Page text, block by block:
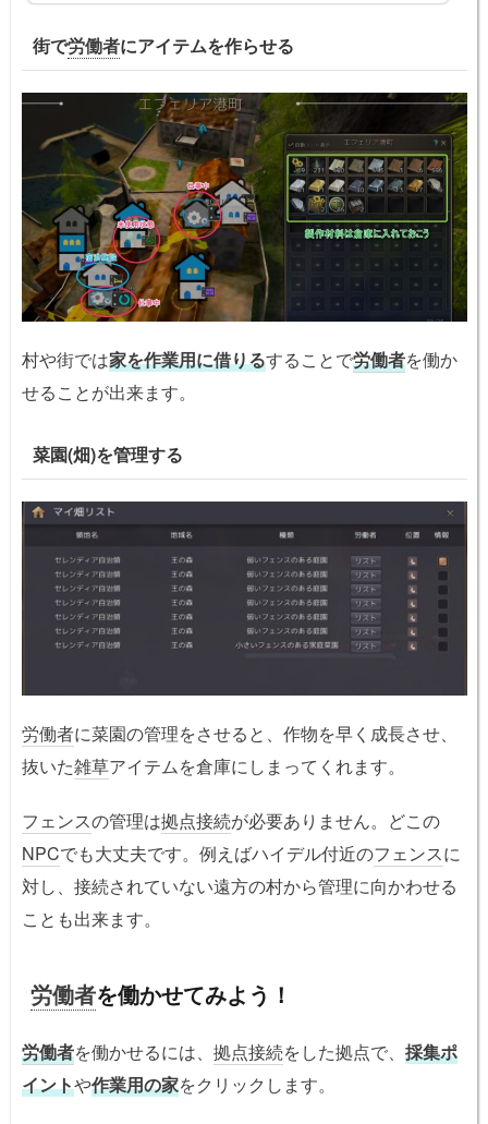
街で労働者にアイテムを作らせる
村や街では家を作業用に借りるすることで労働者を働か
せることが出来ます。
菜園(畑)を管理する
労働者に菜園の管理をさせると、作物を早く成長させ、
抜いた雑草アイテムを倉庫にしまってくれます。
フェンスの管理は拠点接続が必要ありません。どこの
NPCでも大丈夫です。例えばハイデル付近のフェンスに
対し、接続されていない遠方の村から管理に向かわせる
ことも出来ます。
労働者を働かせてみよう！
労働者を働かせるには、 拠点接続をした拠点で、 採集ポ
イントや作業用の家をクリックします。